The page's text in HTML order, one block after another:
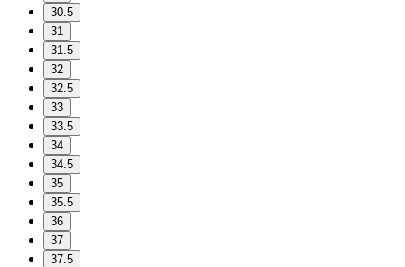
30.5
31
31.5
32
32.5
33
33.5
34
34.5
35
35.5
36
37
37.5